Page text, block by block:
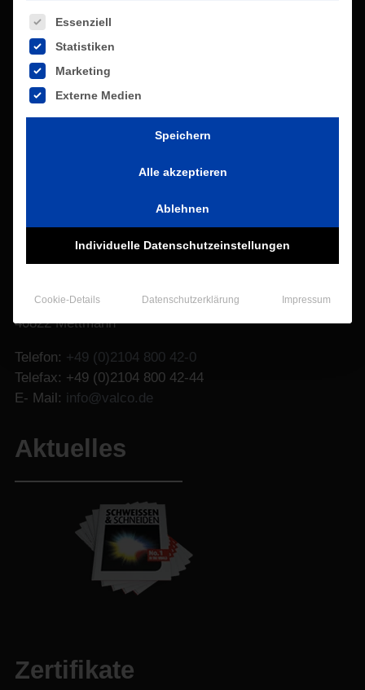
Info-Center
Kontakt
Impressum
Datenschutzerklärung
AGB
Kontaktdaten
VALCO GmbH
Marie Curie Str. 21
40822 Mettmann
Telefon: +49 (0)2104 800 42-0
Telefax: +49 (0)2104 800 42-44
E- Mail: info@valco.de
Aktuelles
Zertifikate
Es folgt eine Liste der Service-Gruppen, für die eine
Essenziell
Statistiken
Marketing
Externe Medien
Speichern
Alle akzeptieren
Ablehnen
Individuelle Datenschutzeinstellungen
Cookie-Details Datenschutzerklärung Impressum